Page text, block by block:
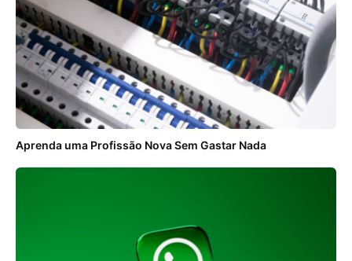
Aprenda uma Profissão Nova Sem Gastar Nada